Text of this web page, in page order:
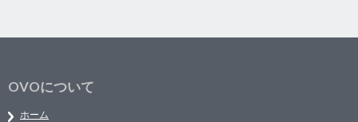
OVOについて
ホーム